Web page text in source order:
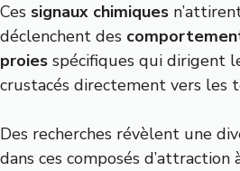
Ces signaux chimiques
déclenchent des
proies spécifiques qui dirigent
crustacés directement vers les
Des recherches révèlent une
dans ces composés d’attraction